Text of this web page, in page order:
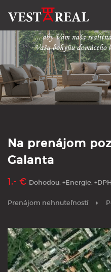
Na prenájom
Galanta
1,- € Dohodou, +Energie,
Prenájom nehnuteľností